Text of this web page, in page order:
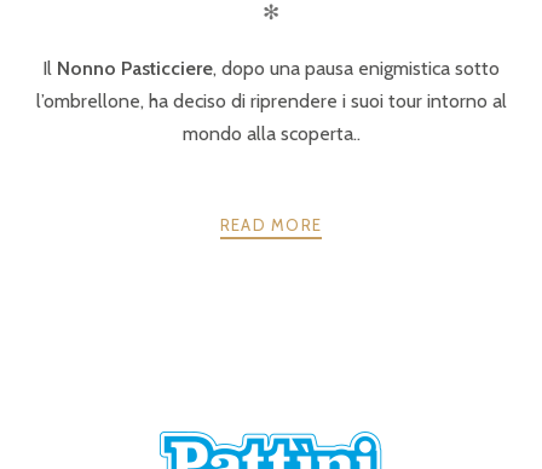
✻
Il Nonno Pasticciere, dopo una pausa enigmistica sotto
l’ombrellone, ha deciso di riprendere i suoi tour intorno al
mondo alla scoperta..
READ MORE